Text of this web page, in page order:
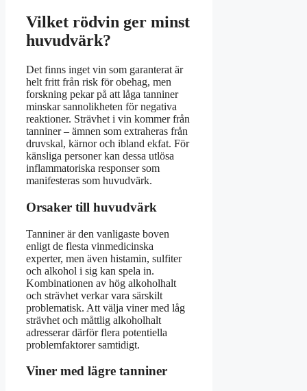
Vilket rödvin ger minst
huvudvärk?
Det finns inget vin som garanterat är
helt fritt från risk för obehag, men
forskning pekar på att låga tanniner
minskar sannolikheten för negativa
reaktioner. Strävhet i vin kommer från
tanniner – ämnen som extraheras från
druvskal, kärnor och ibland ekfat. För
känsliga personer kan dessa utlösa
inflammatoriska responser som
manifesteras som huvudvärk.
Orsaker till huvudvärk
Tanniner är den vanligaste boven
enligt de flesta vinmedicinska
experter, men även histamin, sulfiter
och alkohol i sig kan spela in.
Kombinationen av hög alkoholhalt
och strävhet verkar vara särskilt
problematisk. Att välja viner med låg
strävhet och måttlig alkoholhalt
adresserar därför flera potentiella
problemfaktorer samtidigt.
Viner med lägre tanniner